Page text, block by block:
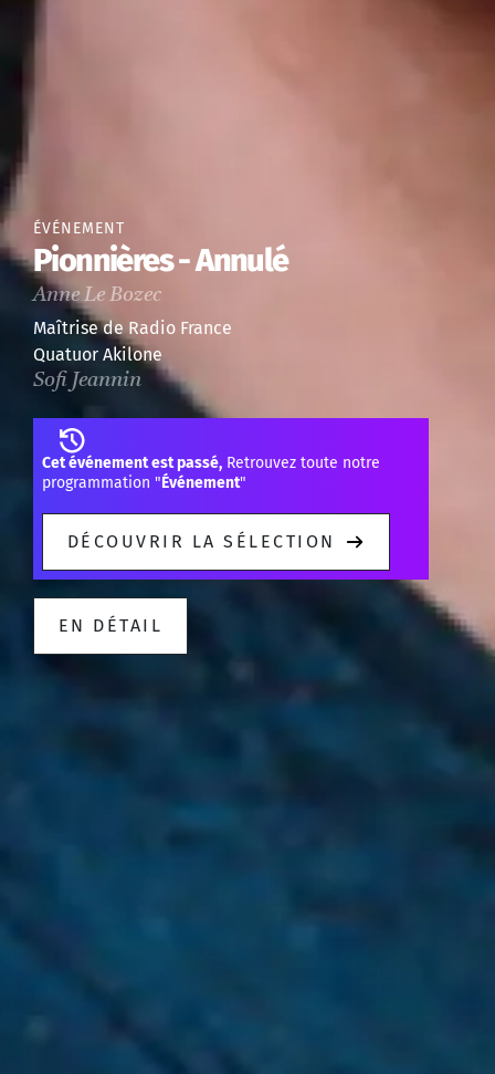
ÉVÉNEMENT
Pionnières - Annulé
Anne Le Bozec
Maîtrise de Radio France
Quatuor Akilone
Sofi Jeannin
Cet événement est passé, Retrouvez toute notre
programmation "Événement"
DÉCOUVRIR LA SÉLECTION
EN DÉTAIL